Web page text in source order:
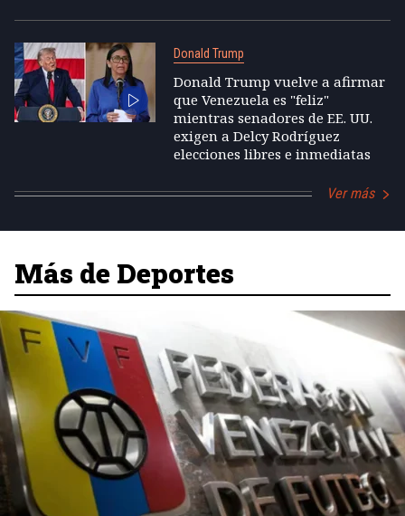
Donald Trump
Donald Trump vuelve a afirmar
que Venezuela es "feliz"
mientras senadores de EE. UU.
exigen a Delcy Rodríguez
elecciones libres e inmediatas
Ver más
Más de Deportes